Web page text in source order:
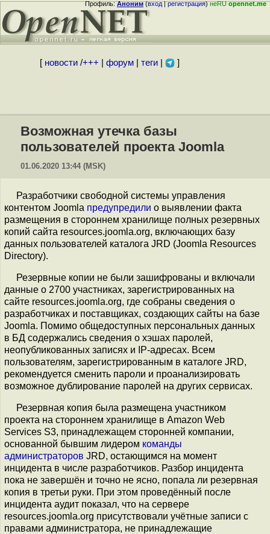
Профиль:Аноним(вход|регистрация)неRUopennet.me
[ новости/+++ форум| теги| ]
Возможная утечка базы
пользователей проекта Joomla
01.06.2020 13:44 (MSK)
Разработчики свободной системы управления
контентом Joomla предупредили о выявлении факта
размещения в стороннем хранилище полных резервных
копий сайта resources.joomla.org, включающих базу
данных пользователей каталога JRD (Joomla Resources
Directory).
Резервные копии не были зашифрованы и включали
данные о 2700 участниках, зарегистрированных на
сайте resources.joomla.org, где собраны сведения о
разработчиках и поставщиках, создающих сайты на базе
Joomla. Помимо общедоступных персональных данных
в БД содержались сведения о хэшах паролей,
неопубликованных записях и IP-адресах. Всем
пользователям, зарегистрированным в каталоге JRD,
рекомендуется сменить пароли и проанализировать
возможное дублирование паролей на других сервисах.
Резервная копия была размещена участником
проекта на стороннем хранилище в Amazon Web
Services S3, принадлежащем сторонней компании,
основанной бывшим лидером команды
администраторов JRD, остающимся на момент
инцидента в числе разработчиков. Разбор инцидента
пока не завершён и точно не ясно, попала ли резервная
копия в третьи руки. При этом проведённый после
инцидента аудит показал, что на сервере
resources.joomla.org присутствовали учётные записи с
правами администратора, не принадлежащие